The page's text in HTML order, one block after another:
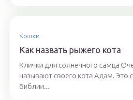
Кошки
Как назвать рыжего кота
Клички для солнечного самца
называют своего кота Адам. Это
Библии...